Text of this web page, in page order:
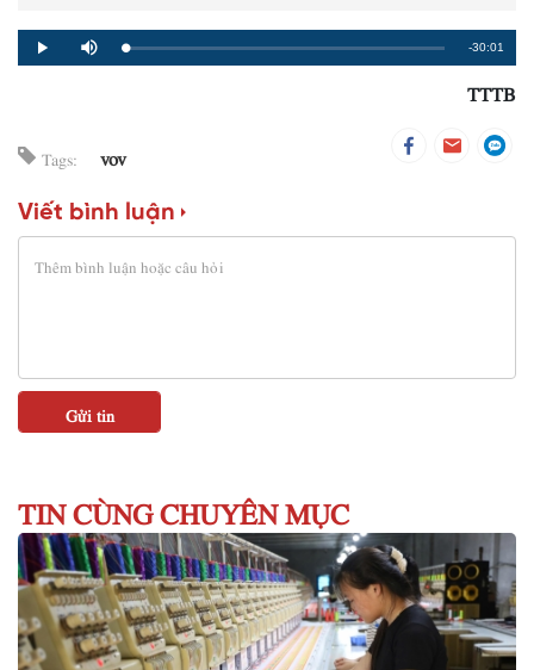
Play Mute Loaded:
0%
Progress:
0%
Remaining
-30:01
TTTB
Tags: vov
Viết bình luận
TIN CÙNG CHUYÊN MỤC